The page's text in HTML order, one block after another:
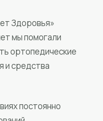
Здоровья»
мы помогали
ортопедические
и средства
постоянно